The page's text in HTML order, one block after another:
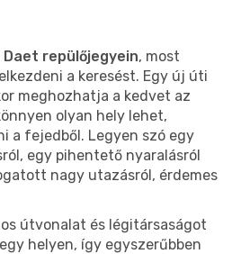
Daet repülőjegyein, most
a keresést. Egy új úti
meghozhatja a kedvet az
olyan hely lehet,
a fejedből. Legyen szó egy
egy pihentető nyaralásról
nagy utazásról, érdemes
útvonalat és légitársaságot
helyen, így egyszerűbben